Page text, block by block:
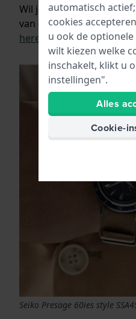
Wil je weten wat de
van dit moment? Lees
herenhorloges.
Seiko Presage 60ies style
automatisch
cookies
u ook de optionele
wilt kiezen welke
inschakelt, klikt u
instellingen".
Alles
Cookie-